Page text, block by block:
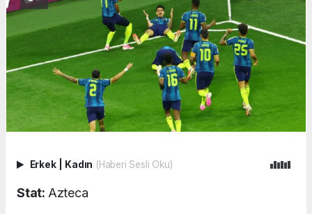
Erkek Kadın (Haberi Sesli Oku)
Stat: Azteca